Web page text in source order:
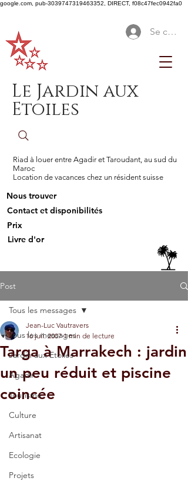
google.com, pub-3039747319463352, DIRECT, f08c47fec0942fa0
Se
Le Jardin aux
Etoiles
Riad à louer entre Agadir et Taroudant, au sud du
Maroc
Location de vacances chez un résident suisse
Nous trouver
Contact et disponibilités
Prix
Livre d'or
Post
Tous les messages
Jardin aux Etoiles
Agadir
Tourisme
Culture
Artisanat
Ecologie
Projets
Tous les messages
Targa à Marrakech : jardin
un peu réduit et piscine
coincée
Jean-Luc Vautravers
16 juil. 2007 1 min de lecture